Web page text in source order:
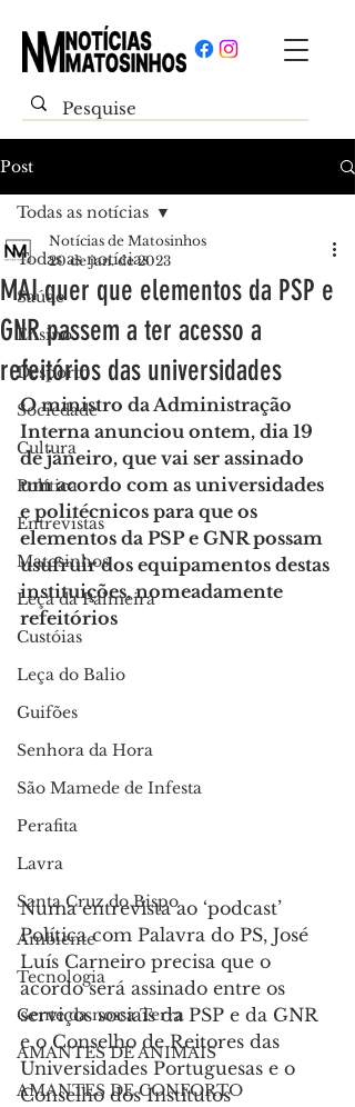
Post
Todas as notícias
Saúde
Ensino
Desporto
Sociedade
Cultura
Política
Entrevistas
Matosinhos
Leça da Palmeira
Custóias
Leça do Balio
Guifões
Senhora da Hora
São Mamede de Infesta
Perafita
Lavra
Santa Cruz do Bispo
Ambiente
Tecnologia
Gente da nossa Terra
AMANTES DE ANIMAIS
AMANTES DE CONFORTO
Todas as notícias
MAI quer que elementos da PSP e
GNR passem a ter acesso a
refeitórios das universidades
Notícias de Matosinhos
20 de jan. de 2023
O ministro da Administração
Interna anunciou ontem, dia 19
de janeiro, que vai ser assinado
um acordo com as universidades
e politécnicos para que os
elementos da PSP e GNR possam
usufruir dos equipamentos destas
instituições, nomeadamente
refeitórios
Numa entrevista ao ‘podcast’
Política com Palavra do PS, José
Luís Carneiro precisa que o
acordo será assinado entre os
serviços sociais da PSP e da GNR
e o Conselho de Reitores das
Universidades Portuguesas e o
Conselho dos Institutos